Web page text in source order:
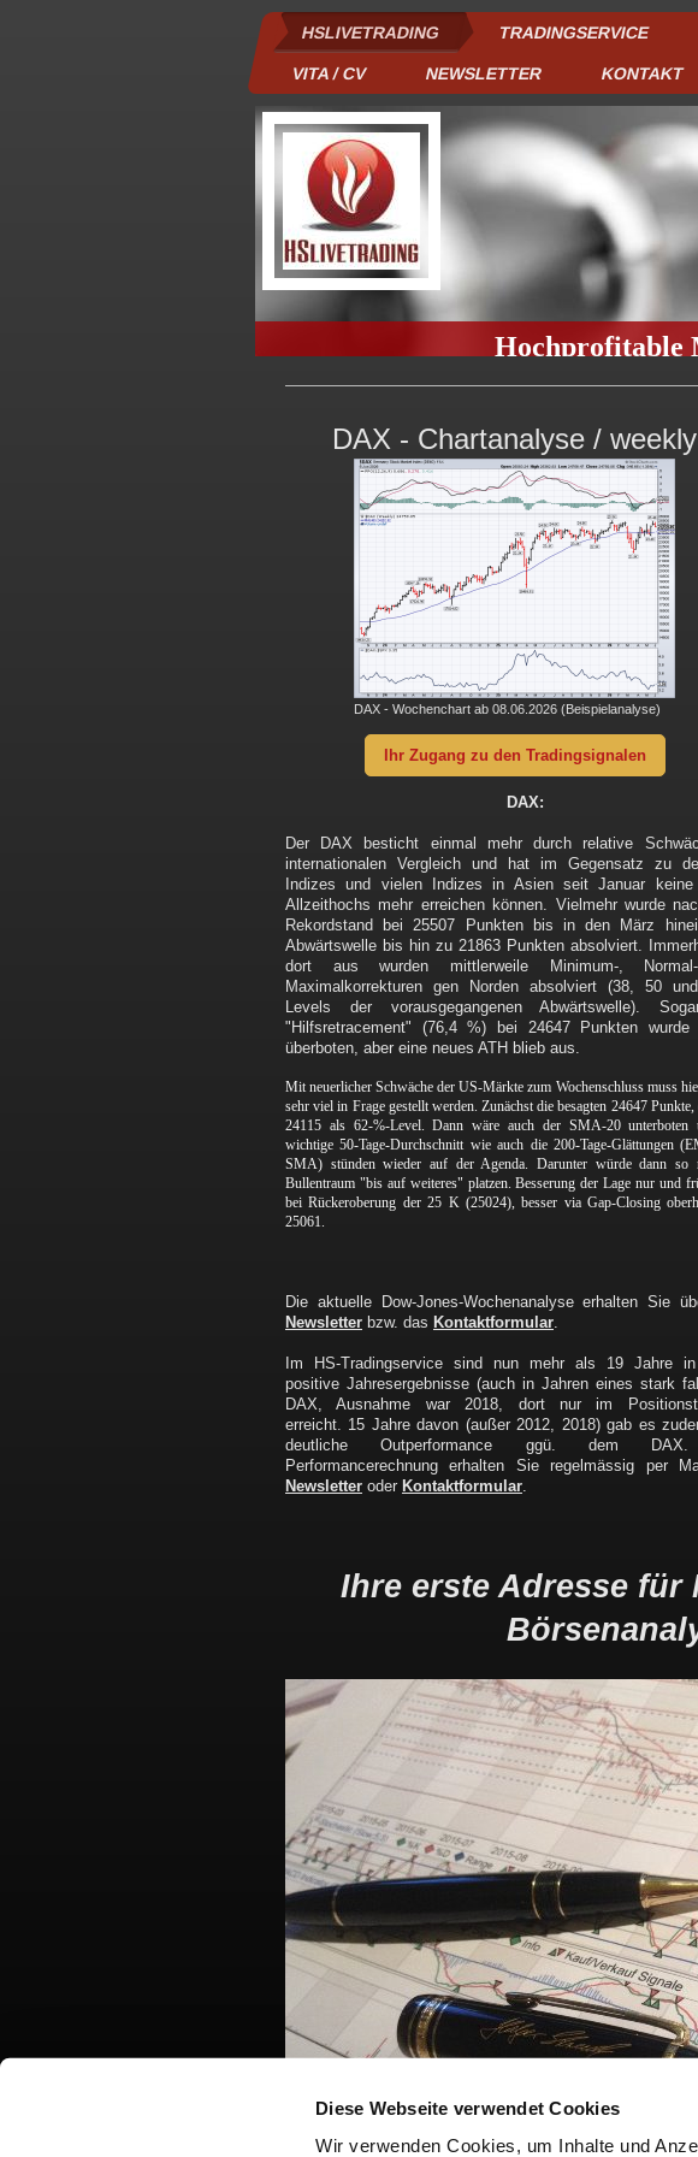
Diese Webseite verwendet Cookies
Wir verwenden Cookies, um Inhalte und
HSLIVETRADING TRADINGSERVICE
VITA / CV NEWSLETTER KONTAKT
Hochprofitable
DAX - Chartanalyse / weekly
DAX - Wochenchart ab 08.06.2026 (Beispielanalyse)
Ihr Zugang zu den Tradingsignalen
DAX:
Der DAX besticht einmal mehr durch relative
internationalen Vergleich und hat im Gegensatz zu
Indizes und vielen Indizes in Asien seit Januar keine
Allzeithochs mehr erreichen können. Vielmehr wurde
Rekordstand bei 25507 Punkten bis in den März
Abwärtswelle bis hin zu 21863 Punkten absolviert.
dort aus wurden mittlerweile Minimum-,
Maximalkorrekturen gen Norden absolviert (38, 50
Levels der vorausgegangenen Abwärtswelle).
"Hilfsretracement" (76,4 %) bei 24647 Punkten wurde
überboten, aber eine neues ATH blieb aus.
Mit neuerlicher Schwäche der US-Märkte zum Wochenschluss muss
sehr viel in Frage gestellt werden. Zunächst die besagten 24647 Punkte,
24115 als 62-%-Level. Dann wäre auch der SMA-20 unterboten
wichtige 50-Tage-Durchschnitt wie auch die 200-Tage-Glättungen
SMA) stünden wieder auf der Agenda. Darunter würde dann so
Bullentraum "bis auf weiteres" platzen. Besserung der Lage nur und
bei Rückeroberung der 25 K (25024), besser via Gap-Closing
25061.
Die aktuelle Dow-Jones-Wochenanalyse erhalten Sie
Newsletter bzw. das Kontaktformular.
Im HS-Tradingservice sind nun mehr als 19 Jahre
positive Jahresergebnisse (auch in Jahren eines stark
DAX, Ausnahme war 2018, dort nur im
erreicht. 15 Jahre davon (außer 2012, 2018) gab es
deutliche Outperformance ggü. dem
Performancerechnung erhalten Sie regelmässig per
Newsletter oder Kontaktformular.
Ihre erste Adresse für